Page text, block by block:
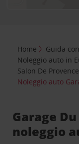
Home Guida
Noleggio auto in
Salon De Provence
Noleggio auto
Garage
noleggio